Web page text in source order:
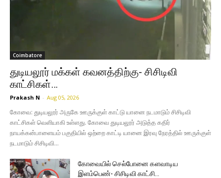
Coimbatore
துடியலூர் மக்கள் கவனத்திற்கு- சிசிடிவி
காட்சிகள்…
Prakash N - Aug 05, 2026
கோவை: துடியலூர் அருகே ஊருக்குள் காட்டு யானை நடமாடும் சிசிடிவி
காட்சிகள் வெளியாகி உள்ளது. கோவை துடியலூர் அடுத்த கதிர்
நாயக்கன்பாளையம் பகுதியில் ஒற்றை காட்டி யானை இரவு நேரத்தில் ஊருக்குள்
நடமாடும் சிசிடிவி...
கோவையில் செல்போனை களவாடிய
இளம்பெண்- சிசிடிவி காட்சி…